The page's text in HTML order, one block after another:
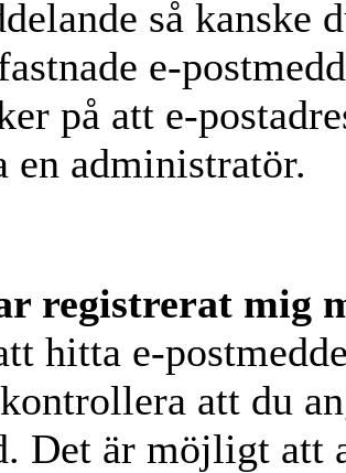
så kanske
e-
på att e-
en administratör.
registrerat mig
hitta e-
att du
Det är möjligt att